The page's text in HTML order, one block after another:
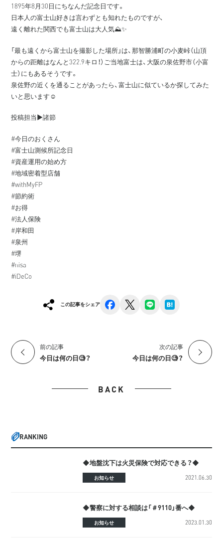
1895年8月30日にちなんだ記念日です。
日本人の富士山好きは言わずとも知れたものですが、
遠く離れた関西でも富士山は大人気⛰️✨
「最も遠くから富士山を撮影した場所」は、那智勝浦町の小麦峠（山頂
からの距離はなんと322.9キロ！）ご当地富士は、大阪の泉佐野市（小富
士）にもあるそうです。
泉佐野の近くを通ることがあったら、富士山に似ているか探してみた
いと思います☺️
投稿担当▶️諸節
#今日のおくさん
#富士山測候所記念日
#資産運用の始め方
#地域密着型店舗
#withMyFP
#節約術
#お得⁡
#法人保険
#岸和田
#泉州
#堺
#nisa
#iDeCo
この記事をシェア facebook line
前の記事
今日は何の日🧐？
次の記事
今日は何の日🧐？
BACK
RANKING
◆地盤沈下は火災保険で対応できる？◆
お知らせ 2021.06.30
◆警察に対する相談は「＃9110」番へ◆
お知らせ 2023.01.30